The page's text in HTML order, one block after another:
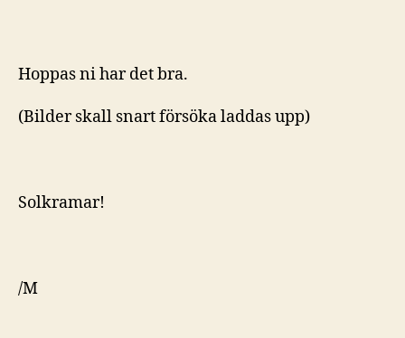
Hoppas ni har det bra.
(Bilder skall snart försöka laddas upp)
Solkramar!
/M